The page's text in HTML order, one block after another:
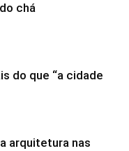
chá
do que “a cidade
arquitetura nas